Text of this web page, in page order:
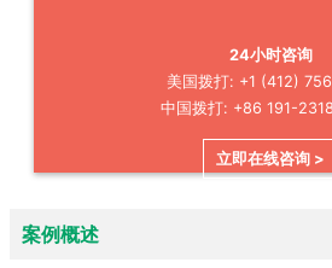
24小时咨询
美国拨打: +1 (412)
中国拨打: +86 191-
立即在线咨询 >
案例概述